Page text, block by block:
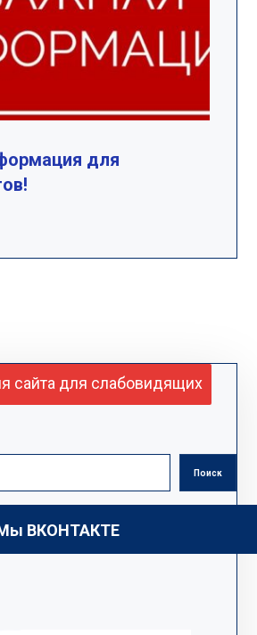
для
сайта для слабовидящих
Поиск
ВКОНТАКТЕ